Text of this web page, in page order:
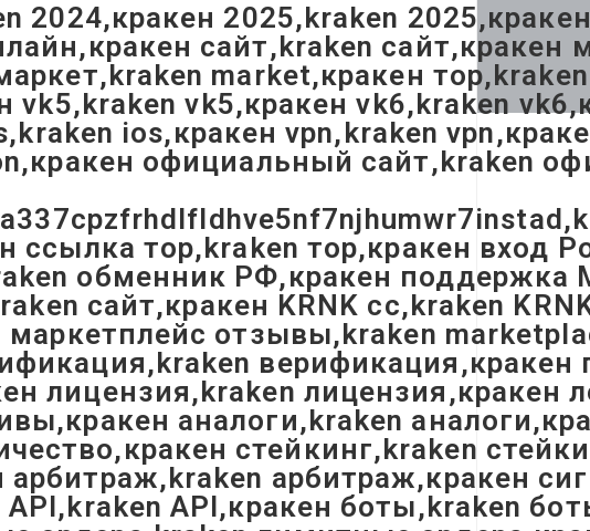
2024,кракен 2025,kraken
сайт,kraken
market,кракен
vk5,kraken vk5,кракен vk6,kraken
ios,кракен vpn,kraken
официальный сайт,kraken
ссылка тор,kraken тор,кракен вход
обменник РФ,кракен поддержка
сайт,кракен KRNK cc,kraken
отзывы,kraken
лицензия,kraken лицензия,кракен
аналоги,kraken
стейкинг,kraken
арбитраж,кракен
API,кракен боты,kraken